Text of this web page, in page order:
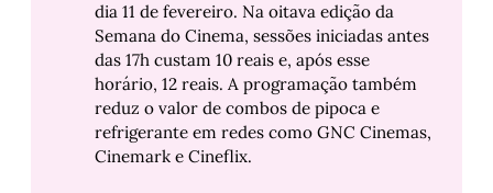
dia 11 de fevereiro. Na oitava edição da
Semana do Cinema, sessões iniciadas antes
das 17h custam 10 reais e, após esse
horário, 12 reais. A programação também
reduz o valor de combos de pipoca e
refrigerante em redes como GNC Cinemas,
Cinemark e Cineflix.